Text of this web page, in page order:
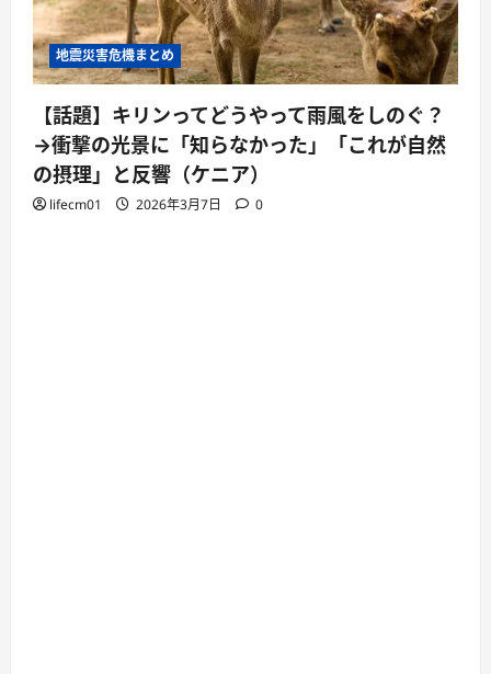
地震災害危機まとめ
【話題】キリンってどうやって雨風をしのぐ？
→衝撃の光景に「知らなかった」「これが自然
の摂理」と反響（ケニア）
lifecm01 2026年3月7日 0